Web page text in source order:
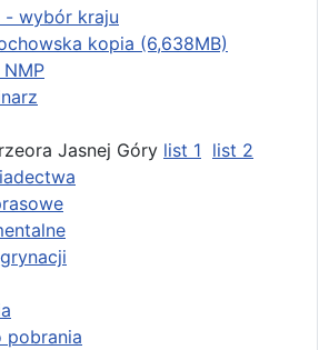
- wybór kraju
kopia (6,638MB)
Jasnej Góry list 1 list 2
pobrania